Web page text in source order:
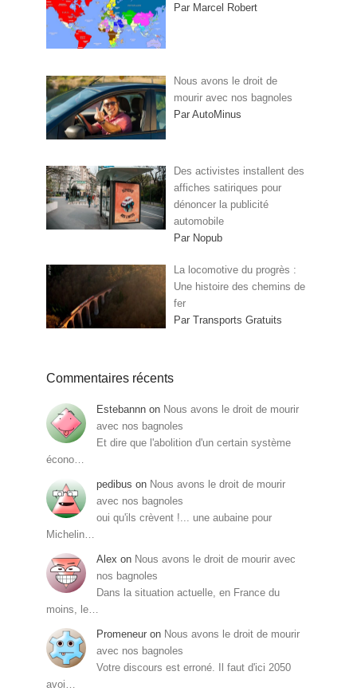
Par Marcel Robert
Nous avons le droit de
mourir avec nos bagnoles
Par AutoMinus
Des activistes installent des
affiches satiriques pour
dénoncer la publicité
automobile
Par Nopub
La locomotive du progrès :
Une histoire des chemins de
fer
Par Transports Gratuits
Commentaires récents
Estebannn on Nous avons le droit de mourir
avec nos bagnoles
Et dire que l'abolition d'un certain système
écono…
pedibus on Nous avons le droit de mourir
avec nos bagnoles
oui qu'ils crèvent !... une aubaine pour
Michelin…
Alex on Nous avons le droit de mourir avec
nos bagnoles
Dans la situation actuelle, en France du
moins, le…
Promeneur on Nous avons le droit de mourir
avec nos bagnoles
Votre discours est erroné. Il faut d'ici 2050
avoi…